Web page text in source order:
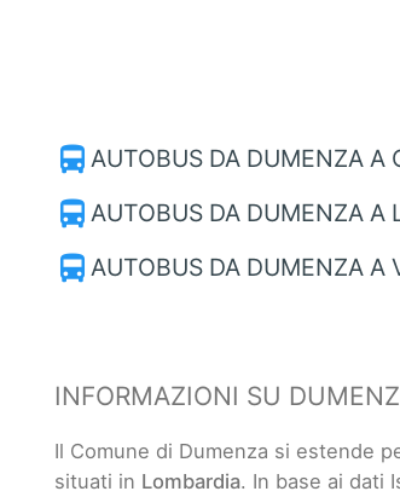
directions_bus AUTOBUS DA DUMENZA A
directions_bus AUTOBUS DA DUMENZA A
directions_bus AUTOBUS DA DUMENZA A
INFORMAZIONI SU
Il Comune di Dumenza si estende
situati in Lombardia. In base ai dati